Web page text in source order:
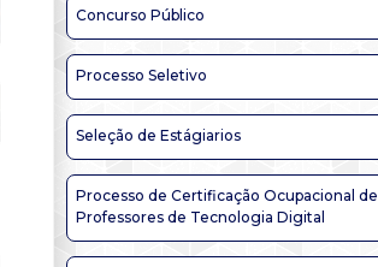
Concurso Público
Processo Seletivo
Seleção de Estágiarios
Processo de Certificação Ocupacional de
Professores de Tecnologia Digital